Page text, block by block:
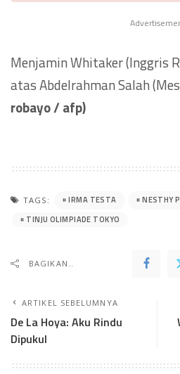
Menjamin Whitaker (Inggris
atas Abdelrahman Salah
robayo / afp)
TAGS: IRMA TESTA
NESTHY
TINJU OLIMPIADE TOKYO
BAGIKAN..
ARTIKEL SEBELUMNYA
De La Hoya: Aku Rindu
Dipukul